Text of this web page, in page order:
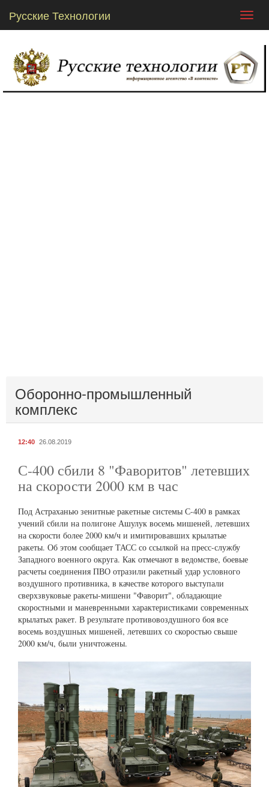
Русские Технологии
Оборонно-промышленный
комплекс
12:40 26.08.2019
С-400 сбили 8 "Фаворитов" летевших
на скорости 2000 км в час
Под Астраханью зенитные ракетные системы С-400 в рамках
учений сбили на полигоне Ашулук восемь мишеней, летевших
на скорости более 2000 км/ч и имитировавших крылатые
ракеты. Об этом сообщает ТАСС со ссылкой на пресс-службу
Западного военного округа. Как отмечают в ведомстве, боевые
расчеты соединения ПВО отразили ракетный удар условного
воздушного противника, в качестве которого выступали
сверхзвуковые ракеты-мишени "Фаворит", обладающие
скоростными и маневренными характеристиками современных
крылатых ракет. В результате противовоздушного боя все
восемь воздушных мишеней, летевших со скоростью свыше
2000 км/ч, были уничтожены.